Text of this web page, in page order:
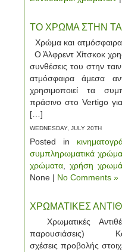
ΤΟ ΧΡΩΜΑ ΣΤΗΝ
Χρώμα και
Ο Άλφρεντ Χίτσκοκ
συνθέσεις του στην
ατμόσφαιρα άμεσα
χρησιμοποιεί τα
πράσινο στο Vertigo
[…]
WEDNESDAY, JULY 20TH
Posted in
συμπληρωματικά
χρώματα ,χρήση
None | No Comments »
ΧΡΩΜΑΤΙΚΕΣ
Χρωματικές
παρουσιάσεις) Κάθε
σχέσεις προβολής